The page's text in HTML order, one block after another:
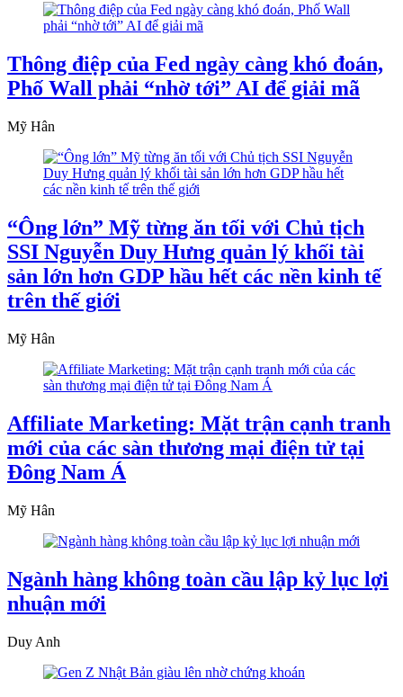
Thông điệp của Fed ngày càng khó đoán,
Phố Wall phải “nhờ tới” AI để giải mã
Mỹ Hân
“Ông lớn” Mỹ từng ăn tối với Chủ tịch
SSI Nguyễn Duy Hưng quản lý khối tài
sản lớn hơn GDP hầu hết các nền kinh tế
trên thế giới
Mỹ Hân
Affiliate Marketing: Mặt trận cạnh tranh
mới của các sàn thương mại điện tử tại
Đông Nam Á
Mỹ Hân
Ngành hàng không toàn cầu lập kỷ lục lợi
nhuận mới
Duy Anh